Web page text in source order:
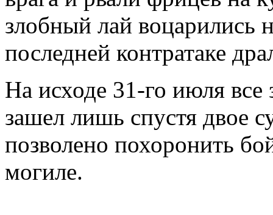
злобный лай воцарились
последней контратаке
На исходе 31-го июля все
зашел лишь спустя двое
позволено похоронить
могиле.